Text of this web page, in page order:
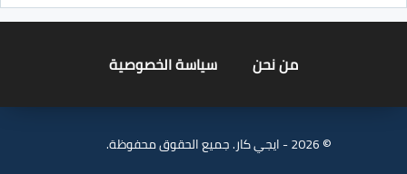
من نحن سياسة الخصوصية
© 2026 - ايجي كار. جميع الحقوق محفوظة.